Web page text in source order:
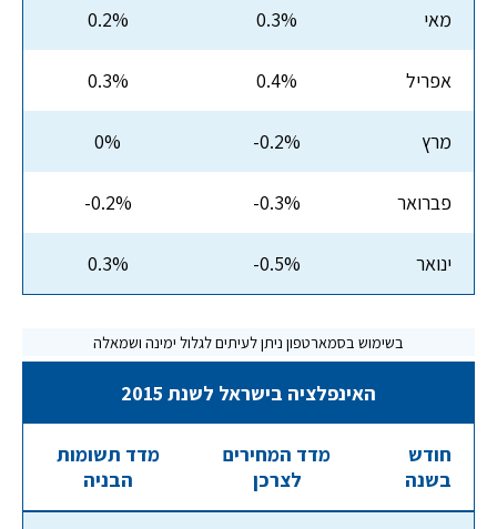
מאי 0.3%
0.2%
אפריל 0.4%
0.3%
מרץ -0.2%
0%
פברואר -0.3%
-0.2%
ינואר -0.5%
0.3%
האינפלציה בישראל לשנת 2015
חודש
בשנה
מדד המחירים
לצרכן
מדד תשומות
הבניה